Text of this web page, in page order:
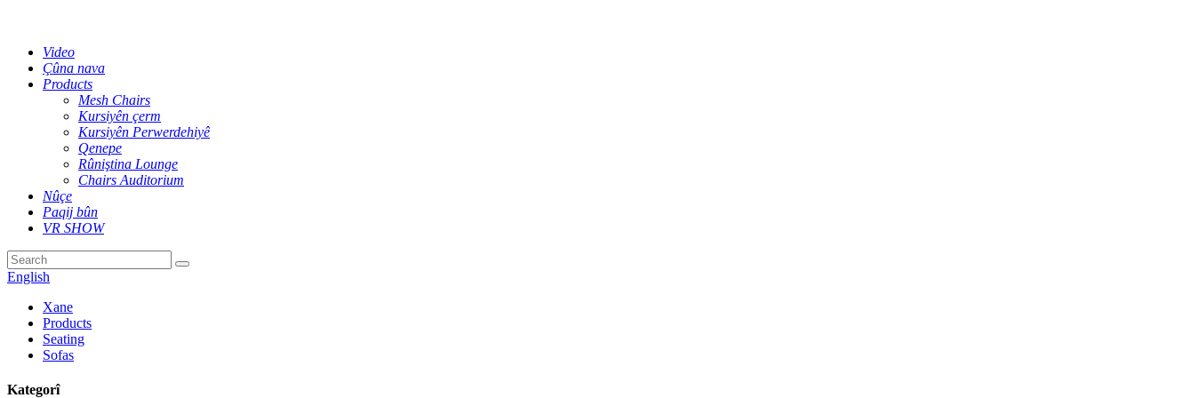
Video
Çûna nava
Products
Mesh Chairs
Kursiyên çerm
Kursiyên Perwerdehiyê
Qenepe
Rûniştina Lounge
Chairs Auditorium
Nûçe
Paqij bûn
VR SHOW
English
Xane
Products
Seating
Sofas
Kategorî